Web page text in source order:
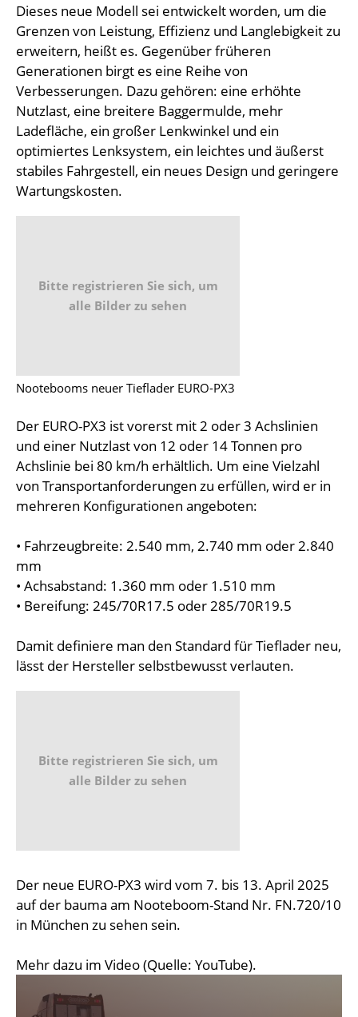
Dieses neue Modell sei entwickelt worden, um die
Grenzen von Leistung, Effizienz und Langlebigkeit zu
erweitern, heißt es. Gegenüber früheren
Generationen birgt es eine Reihe von
Verbesserungen. Dazu gehören: eine erhöhte
Nutzlast, eine breitere Baggermulde, mehr
Ladefläche, ein großer Lenkwinkel und ein
optimiertes Lenksystem, ein leichtes und äußerst
stabiles Fahrgestell, ein neues Design und geringere
Wartungskosten.
Bitte registrieren Sie sich, um
alle Bilder zu sehen
Nootebooms neuer Tieflader EURO-PX3
Der EURO-PX3 ist vorerst mit 2 oder 3 Achslinien
und einer Nutzlast von 12 oder 14 Tonnen pro
Achslinie bei 80 km/h erhältlich. Um eine Vielzahl
von Transportanforderungen zu erfüllen, wird er in
mehreren Konfigurationen angeboten:
• Fahrzeugbreite: 2.540 mm, 2.740 mm oder 2.840
mm
• Achsabstand: 1.360 mm oder 1.510 mm
• Bereifung: 245/70R17.5 oder 285/70R19.5
Damit definiere man den Standard für Tieflader neu,
lässt der Hersteller selbstbewusst verlauten.
Bitte registrieren Sie sich, um
alle Bilder zu sehen
Der neue EURO-PX3 wird vom 7. bis 13. April 2025
auf der bauma am Nooteboom-Stand Nr. FN.720/10
in München zu sehen sein.
Mehr dazu im Video (Quelle: YouTube).